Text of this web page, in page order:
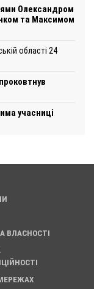
Олександром
та Максимом
області 24
учасниці
ВЛАСНОСТІ